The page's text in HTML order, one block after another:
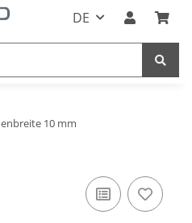
DE
10 mm